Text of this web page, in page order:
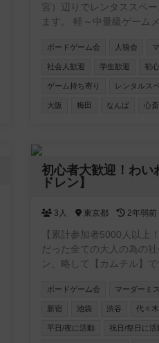
●備考 途中参加・途中退
等の迷惑行為はお断り
宮）辺りでレンタススペ
ます。 軽～中量級ゲーム
ろしくお願いします。
ボードゲーム会 人狼会
社会人歓迎 学生歓迎 初
ゲーム持ち寄り レンタルス
大阪 梅田 なんば 心
初心者大歓迎！わい
ドレン】
3人 東京都 2年弱前
【累計参加者5000人以上！毎月
だった全ての大人の為の
ン、略して【カムチル】です！ ■サークル目的 ・童心に
かく体を動かしたい ・仕事と
は20~30代。男女比は6：4 ■お断り ネットワークビジネス、営
ボードゲーム会 マーダーミ
新宿 池袋 渋谷 代々木
平日/夜に活動 祝日/祭日に活